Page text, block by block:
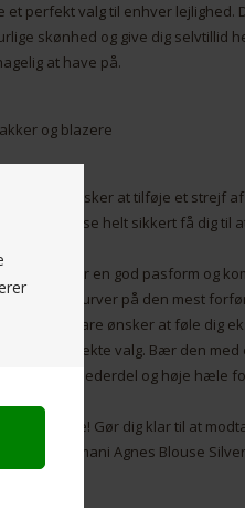
perfekt valg til enhver lejlighed.
skønhed og give dig selvtillid
at have på.
og blazere
der ønsker at tilføje et strejf
denne bluse helt sikkert få dig til
der sikrer en god pasform og
kurver på den mest
eller bare ønsker at føle dig
det perfekte valg. Bær den
med en nederdel og høje hæle
imponere! Gør dig klar til at
Costamani Agnes Blouse